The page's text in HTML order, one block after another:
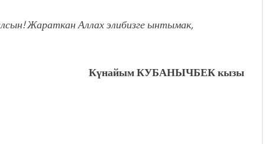
Жараткан Аллах элибизге ынтымак,
Күнайым КУБАНЫЧБЕК кызы